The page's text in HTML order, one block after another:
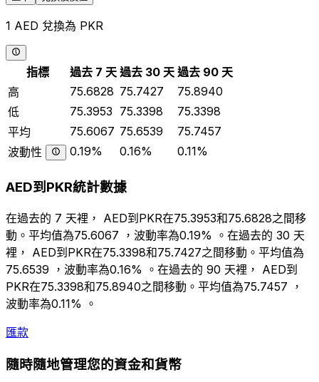
1 AED 兌換為 PKR
指標 過去 7 天 過去 30 天 過去 90 天
高
75.6828 75.7427
75.8940
低
75.3953 75.3398
75.3398
平均
75.6067 75.6539
75.7457
波動性
0.19% 0.16% 0.11%
AED到PKR統計數據
在過去的 7 天裡， AED到PKR在75.3953和75.6828之間移
動。平均值為75.6067 ，波動率為0.19% 。在過去的 30 天
裡， AED到PKR在75.3398和75.7427之間移動。平均值為
75.6539 ，波動率為0.16% 。在過去的 90 天裡， AED到
PKR在75.3398和75.8940之間移動。平均值為75.7457 ，
波動率為0.11% 。
匯款
隨時隨地管理您的資金和貨幣